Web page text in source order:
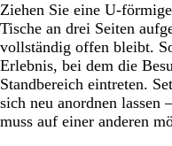
Ziehen Sie eine U-
Tische an drei Seiten
vollständig offen bleibt.
Erlebnis, bei dem die
Standbereich eintreten.
sich neu anordnen lassen
muss auf einer anderen